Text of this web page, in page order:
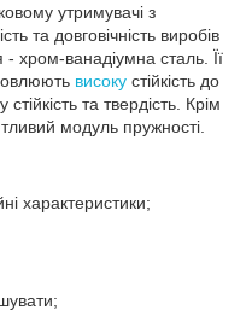
утримувачі з
та довговічність виробів
хром-ванадіумна сталь. Її
високу стійкість до
та твердість. Крім
модуль пружності.
характеристики;